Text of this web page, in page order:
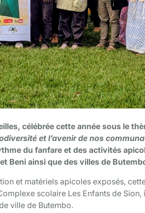
célébrée cette année sous le
et l’avenir de nos
du fanfare et des activités
Beni ainsi que des villes de
et matériels apicoles exposés,
scolaire Les Enfants de
ville de Butembo.